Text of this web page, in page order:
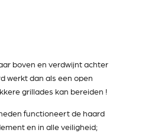
boven en verdwijnt achter
werkt dan als een open
grillades kan bereiden !
functioneert de haard
en in alle veiligheid;